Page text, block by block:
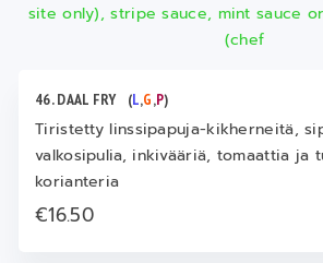
site only), stripe sauce, mint sauce
(chef
46. DAAL FRY (L,G,P)
Tiristetty linssipapuja-kikherneitä,
valkosipulia, inkivääriä, tomaattia ja
korianteria
€16.50